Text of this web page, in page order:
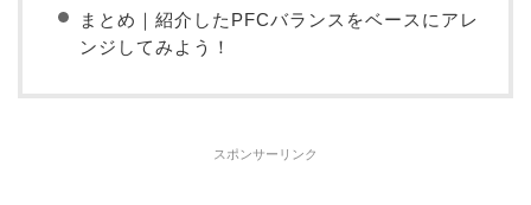
まとめ｜紹介したPFCバランスをベースにアレ
ンジしてみよう！
スポンサーリンク